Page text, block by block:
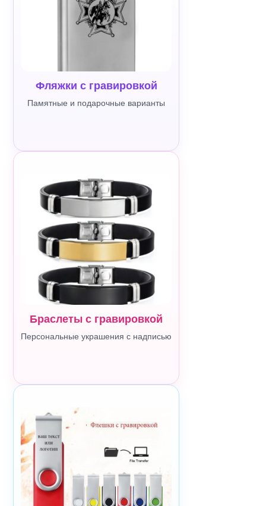
Фляжки с гравировкой
Памятные и подарочные варианты
Браслеты с гравировкой
Персональные украшения с надписью